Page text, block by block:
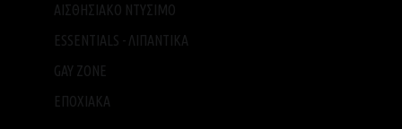
ΑΙΣΘΗΣΙΑΚΟ ΝΤΥΣΙΜΟ
ESSENTIALS - ΛΙΠΑΝΤΙΚΑ
GAY ZONE
ΕΠΟΧΙΑΚΑ